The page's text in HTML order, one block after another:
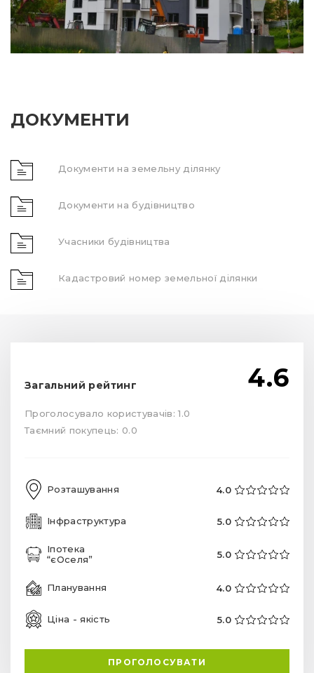
ДОКУМЕНТИ
Документи на земельну ділянку
Документи на будівництво
Учасники будівництва
Кадастровий номер земельної ділянки
Загальний рейтинг 4.6
Проголосувало користувачів: 1.0
Таємний покупець: 0.0
Розташування 4.0
Інфраструктура 5.0
Іпотека
“єОселя”
5.0
Планування 4.0
Ціна - якість 5.0
ПРОГОЛОСУВАТИ